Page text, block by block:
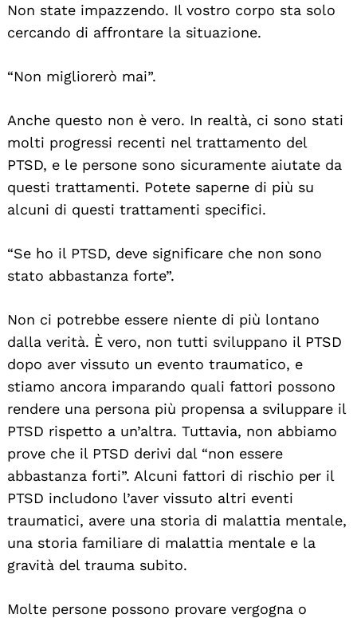
Non state impazzendo. Il vostro corpo sta solo
cercando di affrontare la situazione.
“Non migliorerò mai”.
Anche questo non è vero. In realtà, ci sono stati
molti progressi recenti nel trattamento del
PTSD, e le persone sono sicuramente aiutate da
questi trattamenti. Potete saperne di più su
alcuni di questi trattamenti specifici.
“Se ho il PTSD, deve significare che non sono
stato abbastanza forte”.
Non ci potrebbe essere niente di più lontano
dalla verità. È vero, non tutti sviluppano il PTSD
dopo aver vissuto un evento traumatico, e
stiamo ancora imparando quali fattori possono
rendere una persona più propensa a sviluppare il
PTSD rispetto a un’altra. Tuttavia, non abbiamo
prove che il PTSD derivi dal “non essere
abbastanza forti”. Alcuni fattori di rischio per il
PTSD includono l’aver vissuto altri eventi
traumatici, avere una storia di malattia mentale,
una storia familiare di malattia mentale e la
gravità del trauma subito.
Molte persone possono provare vergogna o